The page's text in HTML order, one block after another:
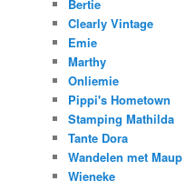
Bertie
Clearly Vintage
Emie
Marthy
Onliemie
Pippi's Hometown
Stamping Mathilda
Tante Dora
Wandelen met Maup
Wieneke